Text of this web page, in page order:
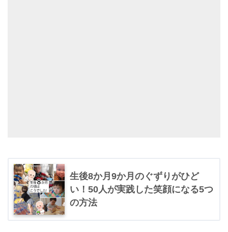
生後8か月9か月のぐずりがひど
い！50人が実践した笑顔になる5つ
の方法